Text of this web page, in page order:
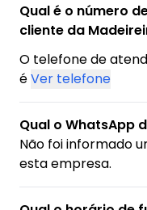
Qual é o número
cliente da
O telefone de
éVer telefone
Qual o WhatsApp
Não foi informado
esta empresa.